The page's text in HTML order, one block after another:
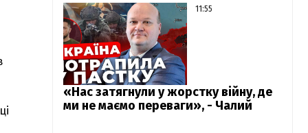
11:55
«Нас затягнули у жорстку війну, де
ми не маємо переваги», - Чалий